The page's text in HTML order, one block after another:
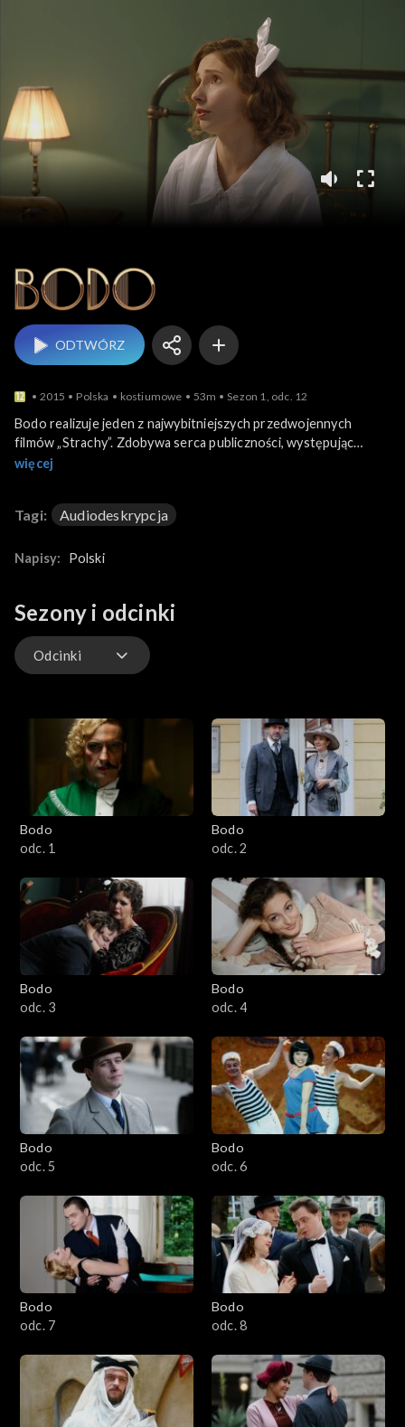
ODTWÓRZ
2015 Polska kostiumowe 53m Sezon 1, odc. 12
Bodo realizuje jeden z najwybitniejszych przedwojennych
filmów „Strachy”. Zdobywa serca publiczności, występując
wspólnie z Dymszą. Największą radość sprawia mu jednak
więcej
Tagi: Audiodeskrypcja
Napisy: Polski
Sezony i odcinki
Odcinki
Bodo
odc. 1
Bodo
odc. 2
Bodo
odc. 3
Bodo
odc. 4
Bodo
odc. 5
Bodo
odc. 6
Bodo
odc. 7
Bodo
odc. 8